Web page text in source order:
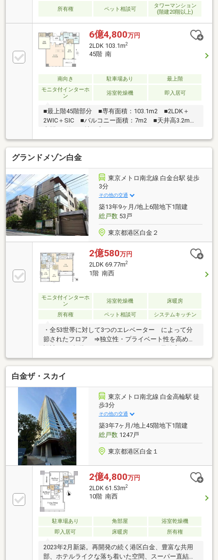
所有権 ペット相談可
タワーマンション
(階建20階以上)
6億4,800万円
2LDK 103.1m2
45階 南
南向き 駐車場あり
最上階
モニタ付インターホ
ン
浴室乾燥機 即入居可
■最上階45階部分 ■専有面積：103.1m2 ■2LDK＋
2WIC＋SIC ■バルコニー面積：7m2 ■天井高3.2mの
（2025年5月完了） ・LDKと洋室（東側）間仕切り
壁設置（間取り1LDKや2LDK） ・カーテンレース設
置 ・壁タイル施工（LDKの一部、玄関の一部）
■ オートロックシステム ■ TVモニター付インタ
ーフォン ■ 防犯カメラ設置 ■ 24時間有人管理
グランドメゾン白金
東京メトロ南北線 白金台駅 徒歩
3分
その他の交通
築13年9ヶ月/地上6階地下1階建
総戸数53戸
東京都港区白金２
2億580万円
2LDK 69.77m2
1階 南西
モニタ付インターホ
ン
浴室乾燥機 床暖房
所有権 ペット相談可 システムキッチン
・全53世帯に対して3つのエレベーター によって分
節されたフロア ⇒独立性・プライベート性を高めた
ントランスホール エレベーター・住戸玄関の4か所
で開錠が必要 となる「4段階セキュリティシステ
ム」を導入。 来訪者を室内モニターから確認がする
ことができ、 また、来訪者が搭乗するエレベーター
は 【訪問階以外は停止しない】 安心のセキュリテ
ィ仕様となっています。◆各住戸に専用使用トランク
ルーム（1階部分） ※月額2，000円（当該住戸）
白金ザ・スカイ
東京メトロ南北線 白金高輪駅 徒
歩3分
その他の交通
築3年7ヶ月/地上45階地下1階建
総戸数1247戸
東京都港区白金１
2億4,800万円
2LDK 61.53m2
10階 南西
駐車場あり 角部屋
浴室乾燥機
即入居可
床暖房 所有権
2023年2月新築。再開発の続く港区白金、豊富な共用
部、ホテルライクな落ち着いた空間、スーパー直結の